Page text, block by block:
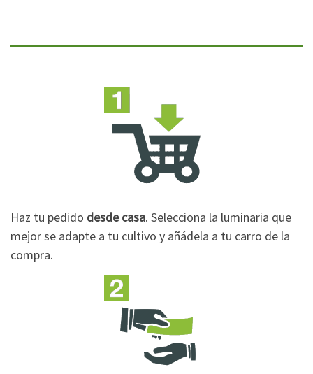
Haz tu pedido desde casa. Selecciona la luminaria que
mejor se adapte a tu cultivo y añádela a tu carro de la
compra.